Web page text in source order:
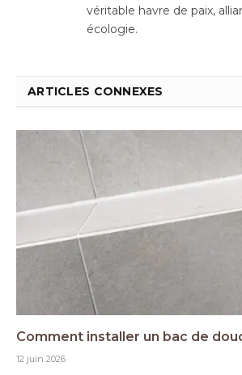
véritable havre de paix,
écologie.
ARTICLES CONNEXES
Comment installer un bac de
12 juin 2026